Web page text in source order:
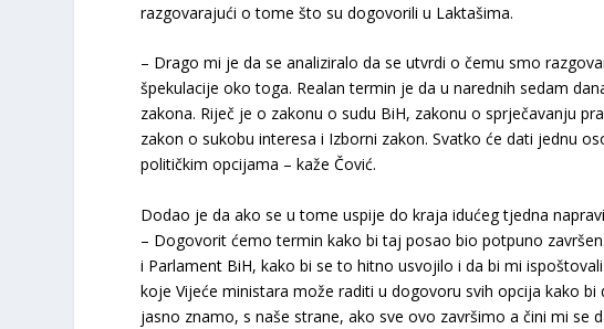
razgovarajući o tome što su dogovorili u Laktašima.
– Drago mi je da se analiziralo da se utvrdi o čemu smo
špekulacije oko toga. Realan termin je da u narednih sedam
zakona. Riječ je o zakonu o sudu BiH, zakonu o sprječavanju
zakon o sukobu interesa i Izborni zakon. Svatko će dati jednu
političkim opcijama – kaže Čović.
Dodao je da ako se u tome uspije do kraja idućeg tjedna
– Dogovorit ćemo termin kako bi taj posao bio potpuno
i Parlament BiH, kako bi se to hitno usvojilo i da bi mi
koje Vijeće ministara može raditi u dogovoru svih opcija kako
jasno znamo, s naše strane, ako sve ovo završimo a čini mi se